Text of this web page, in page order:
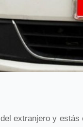
extranjero y